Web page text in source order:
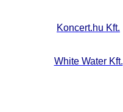
Koncert.hu Kft.
White Water Kft.